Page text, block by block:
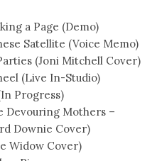
a Page (Demo)
Satellite (Voice Memo)
(Joni Mitchell Cover)
(Live In-Studio)
Progress)
Devouring Mothers –
Downie Cover)
Widow Cover)